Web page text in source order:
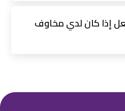
إذا كان لدي مخاوف